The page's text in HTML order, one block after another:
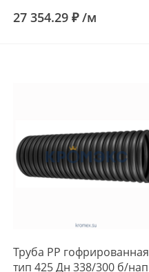
27 354.29 ₽/м
Труба РР гофрированная
тип 425 Дн 338/300 б/нап